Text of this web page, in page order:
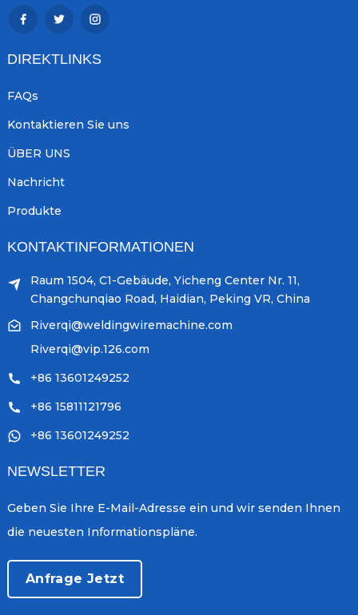
DIREKTLINKS
FAQs
Kontaktieren Sie uns
ÜBER UNS
Nachricht
Produkte
KONTAKTINFORMATIONEN
Raum 1504, C1-Gebäude, Yicheng Center Nr. 11,
Changchunqiao Road, Haidian, Peking VR, China
Riverqi@weldingwiremachine.com
Riverqi@vip.126.com
+86 13601249252
+86 15811121796
+86 13601249252
NEWSLETTER
Geben Sie Ihre E-Mail-Adresse ein und wir senden Ihnen
die neuesten Informationspläne.
Anfrage Jetzt